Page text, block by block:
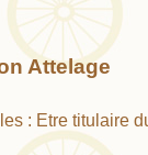
Attelage
: Etre titulaire